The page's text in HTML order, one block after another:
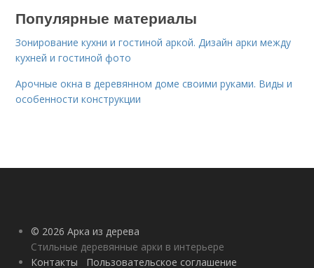
Популярные материалы
Зонирование кухни и гостиной аркой. Дизайн арки между
кухней и гостиной фото
Арочные окна в деревянном доме своими руками. Виды и
особенности конструкции
© 2026 Арка из дерева
Стильные деревянные арки в интерьере
Контакты
Пользовательское соглашение